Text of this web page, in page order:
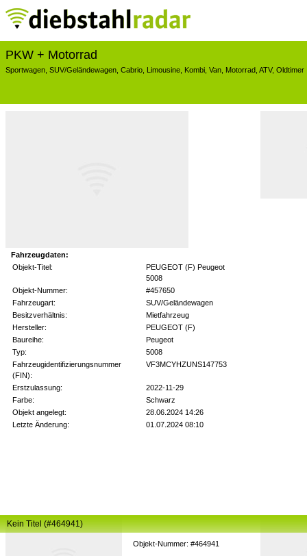
PKW + Motorrad
Sportwagen SUV/Geländewagen Cabrio Limousine Kombi Van Motorrad ATV, Oldtimer
Fahrzeugdaten:
Objekt-Titel:
PEUGEOT (F) Peugeot
5008
Objekt-Nummer:
#457650
Fahrzeugart:
SUV/Geländewagen
Besitzverhältnis:
Mietfahrzeug
Hersteller:
PEUGEOT (F)
Baureihe:
Peugeot
Typ:
5008
Fahrzeugidentifizierungsnummer
(FIN):
VF3MCYHZUNS147753
Erstzulassung:
2022-11-29
Farbe:
Schwarz
Objekt angelegt:
28.06.2024 14:26
Letzte Änderung:
01.07.2024 08:10
Objekt-Nummer: #464941
Kein Titel (#464941)